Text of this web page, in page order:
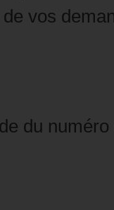
vos
du